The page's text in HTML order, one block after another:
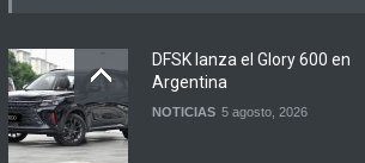
DFSK lanza el Glory 600 en
Argentina
NOTICIAS 5 agosto, 2026